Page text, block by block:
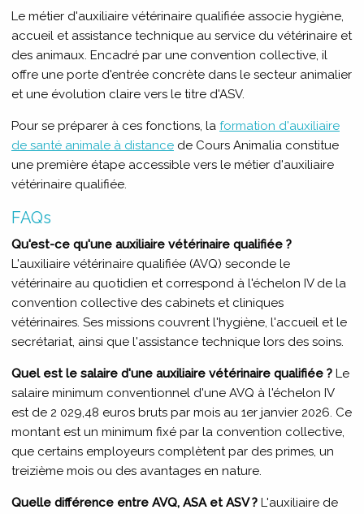
Le métier d'auxiliaire vétérinaire qualifiée associe hygiène,
accueil et assistance technique au service du vétérinaire et
des animaux. Encadré par une convention collective, il
offre une porte d'entrée concrète dans le secteur animalier
et une évolution claire vers le titre d'ASV.
Pour se préparer à ces fonctions, la formation d'auxiliaire
de santé animale à distance de Cours Animalia constitue
une première étape accessible vers le métier d'auxiliaire
vétérinaire qualifiée.
FAQs
Qu'est-ce qu'une auxiliaire vétérinaire qualifiée ?
L'auxiliaire vétérinaire qualifiée (AVQ) seconde le
vétérinaire au quotidien et correspond à l'échelon IV de la
convention collective des cabinets et cliniques
vétérinaires. Ses missions couvrent l'hygiène, l'accueil et le
secrétariat, ainsi que l'assistance technique lors des soins.
Quel est le salaire d'une auxiliaire vétérinaire qualifiée ? Le
salaire minimum conventionnel d'une AVQ à l'échelon IV
est de 2 029,48 euros bruts par mois au 1er janvier 2026. Ce
montant est un minimum fixé par la convention collective,
que certains employeurs complètent par des primes, un
treizième mois ou des avantages en nature.
Quelle différence entre AVQ, ASA et ASV ? L'auxiliaire de